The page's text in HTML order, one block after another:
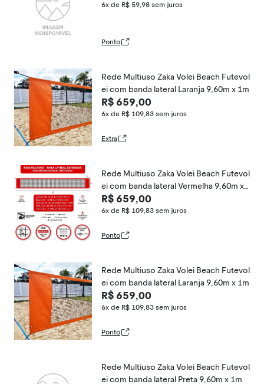
6x de R$ 59,98 sem juros
Ponto
Rede Multiuso Zaka Volei Beach Futevol
ei com banda lateral Laranja 9,60m x 1m
R$ 659,00
6x de R$ 109,83 sem juros
Extra
Rede Multiuso Zaka Volei Beach Futevol
ei com banda lateral Vermelha 9,60m x
1m
R$ 659,00
6x de R$ 109,83 sem juros
Ponto
Rede Multiuso Zaka Volei Beach Futevol
ei com banda lateral Laranja 9,60m x 1m
R$ 659,00
6x de R$ 109,83 sem juros
Ponto
Rede Multiuso Zaka Volei Beach Futevol
ei com banda lateral Preta 9,60m x 1m